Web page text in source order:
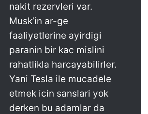
nakit rezervleri var.
Musk’in ar-ge
faaliyetlerine ayirdigi
paranin bir kac mislini
rahatlikla harcayabilirler.
Yani Tesla ile mucadele
etmek icin sanslari yok
derken bu adamlar da